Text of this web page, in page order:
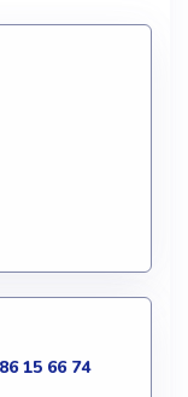
15 66 74